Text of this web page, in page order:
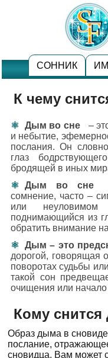
СОННИК
К чему
Дым во сне
–
и небытие,
послания. Он
глаз
бродящей в иных
Дым во сне
сомнение, часто –
или
поднимающийся из
обратить внимание
Дым – это
дорогой, говорящая
поворотах судьбы
такой сон
очищения или
Кому
Образ дыма в
послание,
сновидца. Вам может